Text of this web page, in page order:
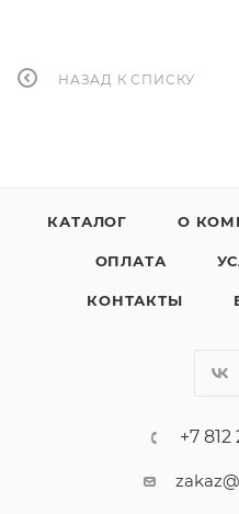
НАЗАД К СПИСКУ
КАТАЛОГ О
ОПЛАТА
КОНТАКТЫ
+7